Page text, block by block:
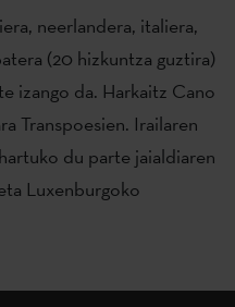
neerlandera, italiera,
(20 hizkuntza guztira)
izango da. Harkaitz Cano
Transpoesien. Irailaren
du parte jaialdiaren
Luxenburgoko